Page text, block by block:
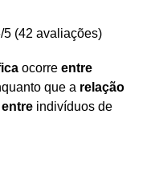
5 (42 avaliações)
ocorre entre
que a relação
entre indivíduos de